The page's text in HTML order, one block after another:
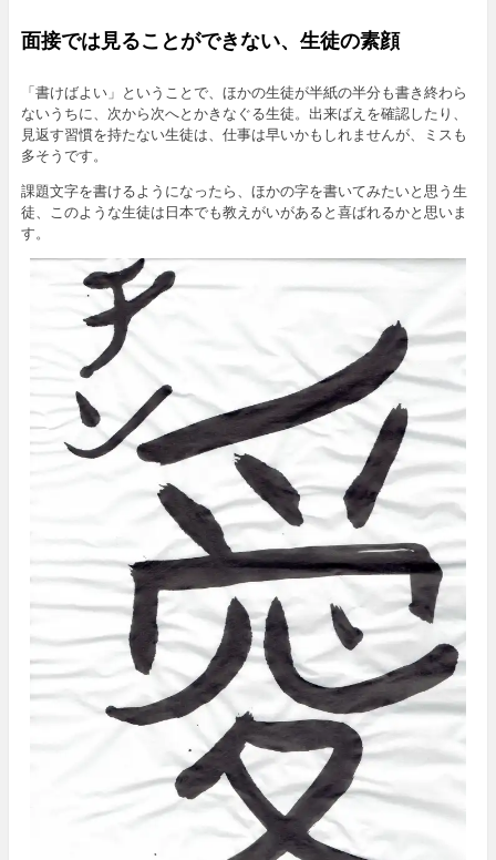
面接では見ることができない、生徒の素顔
「書けばよい」ということで、ほかの生徒が半紙の半分も書き終わら
ないうちに、次から次へとかきなぐる生徒。出来ばえを確認したり、
見返す習慣を持たない生徒は、仕事は早いかもしれませんが、ミスも
多そうです。
課題文字を書けるようになったら、ほかの字を書いてみたいと思う生
徒、このような生徒は日本でも教えがいがあると喜ばれるかと思いま
す。